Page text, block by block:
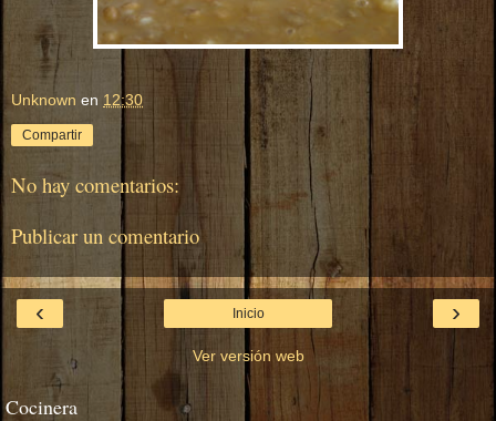
Unknown en 12:30
Compartir
No hay comentarios:
Publicar un comentario
‹ ›
Inicio
Ver versión web
Cocinera